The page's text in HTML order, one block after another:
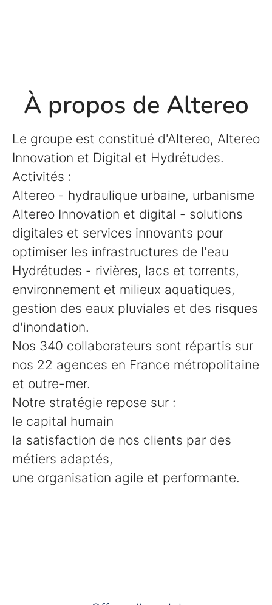
À propos de Altereo
Le groupe est constitué d'Altereo, Altereo
Innovation et Digital et Hydrétudes.
Activités :
Altereo - hydraulique urbaine, urbanisme
Altereo Innovation et digital - solutions
digitales et services innovants pour
optimiser les infrastructures de l'eau
Hydrétudes - rivières, lacs et torrents,
environnement et milieux aquatiques,
gestion des eaux pluviales et des risques
d'inondation.
Nos 340 collaborateurs sont répartis sur
nos 22 agences en France métropolitaine
et outre-mer.
Notre stratégie repose sur :
le capital humain
la satisfaction de nos clients par des
métiers adaptés,
une organisation agile et performante.